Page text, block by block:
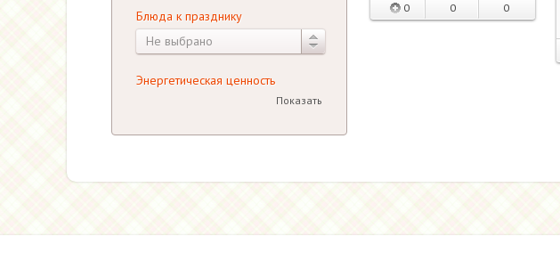
0 0 0
Блюда к празднику
Не выбрано
Энергетическая ценность
Показать